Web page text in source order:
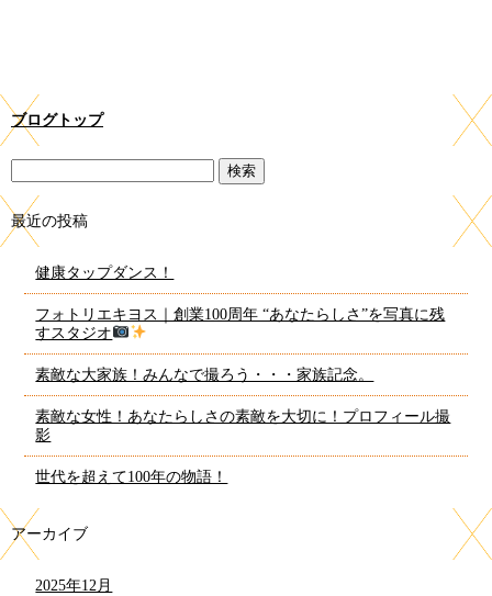
ブログトップ
最近の投稿
健康タップダンス！
フォトリエキヨス｜創業100周年 “あなたらしさ”を写真に残
すスタジオ
素敵な大家族！みんなで撮ろう・・・家族記念。
素敵な女性！あなたらしさの素敵を大切に！プロフィール撮
影
世代を超えて100年の物語！
アーカイブ
2025年12月